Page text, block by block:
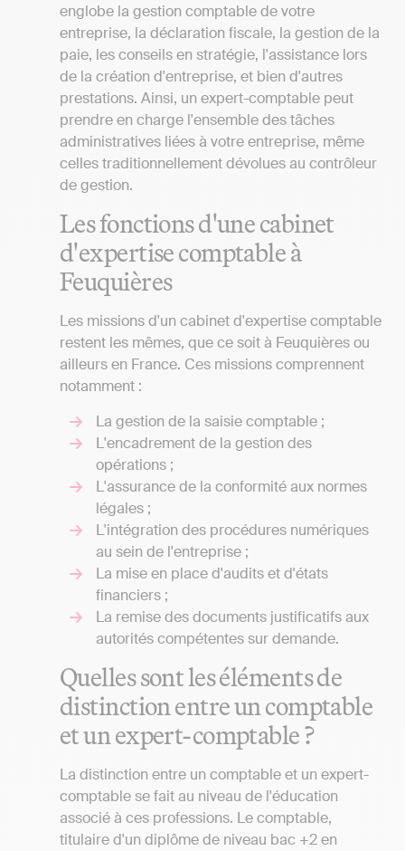
englobe la gestion comptable de votre
entreprise, la déclaration fiscale, la gestion de la
paie, les conseils en stratégie, l'assistance lors
de la création d'entreprise, et bien d'autres
prestations. Ainsi, un expert-comptable peut
prendre en charge l'ensemble des tâches
administratives liées à votre entreprise, même
celles traditionnellement dévolues au contrôleur
de gestion.
Les fonctions d'une cabinet
d'expertise comptable à
Feuquières
Les missions d'un cabinet d'expertise comptable
restent les mêmes, que ce soit à Feuquières ou
ailleurs en France. Ces missions comprennent
notamment :
La gestion de la saisie comptable ;
L'encadrement de la gestion des
opérations ;
L'assurance de la conformité aux normes
légales ;
L'intégration des procédures numériques
au sein de l'entreprise ;
La mise en place d'audits et d'états
financiers ;
La remise des documents justificatifs aux
autorités compétentes sur demande.
Quelles sont les éléments de
distinction entre un comptable
et un expert-comptable ?
La distinction entre un comptable et un expert-
comptable se fait au niveau de l'éducation
associé à ces professions. Le comptable,
titulaire d'un diplôme de niveau bac +2 en